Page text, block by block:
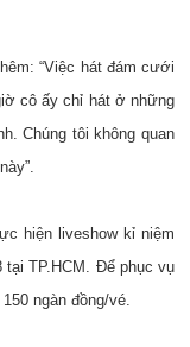
“Việc hát đám cưới
cô ấy chỉ hát ở những
Chúng tôi không quan
hiện liveshow kỉ niệm
tại TP.HCM. Để phục vụ
ngàn đồng/vé.